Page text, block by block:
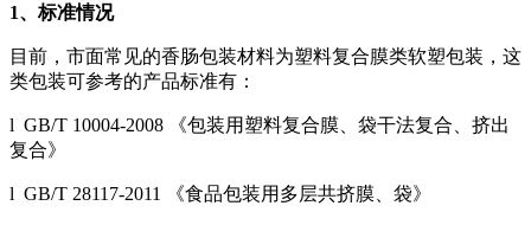
1、标准情况
目前，市面常见的香肠包装材料为塑料复合膜类软塑包装，这
类包装可参考的产品标准有：
l GB/T 10004-2008 《包装用塑料复合膜、袋干法复合、挤出
复合》
l GB/T 28117-2011 《食品包装用多层共挤膜、袋》